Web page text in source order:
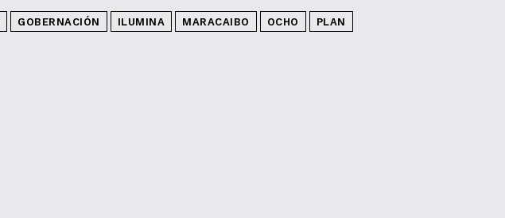
GOBERNACIÓN ILUMINA MARACAIBO OCHO PLAN